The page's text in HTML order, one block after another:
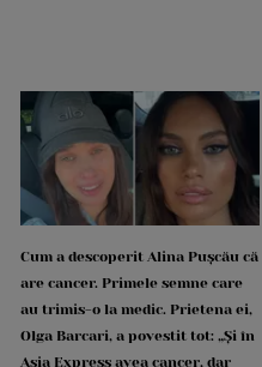
Cum a descoperit Alina Pușcău că
are cancer. Primele semne care
au trimis-o la medic. Prietena ei,
Olga Barcari, a povestit tot: „Și în
Asia Express avea cancer, dar